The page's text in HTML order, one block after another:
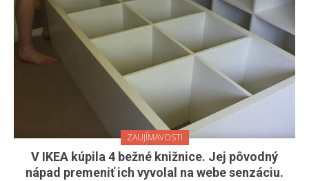
ZAUJÍMAVOSTI
V IKEA kúpila 4 bežné knižnice. Jej pôvodný
nápad premeniť ich vyvolal na webe senzáciu.